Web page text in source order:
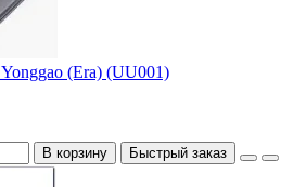
(Era) (UU001)
В корзину Быстрый заказ